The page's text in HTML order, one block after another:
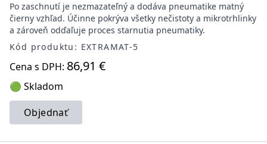
Po zaschnutí je nezmazateľný a dodáva pneumatike matný
čierny vzhľad. Účinne pokrýva všetky nečistoty a mikrotrhlinky
a zároveň odďaľuje proces starnutia pneumatiky.
Kód produktu: EXTRAMAT-5
Cena s DPH: 86,91 €
🟢 Skladom
Objednať